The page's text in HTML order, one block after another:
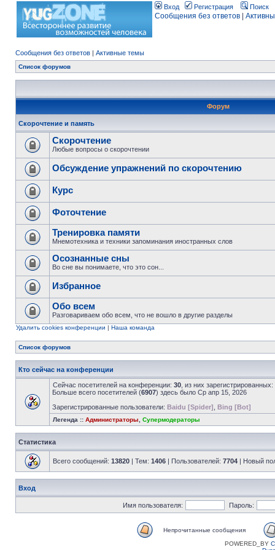
Вход Регистрация Поиск
Сообщения без ответов
Сообщения без ответов | Активные темы
Список форумов
Форум
Скорочтение и память
Скорочтение
Любые вопросы о скорочтении
Обсуждение упражнений по скорочтению
Курс
Фоточтение
Тренировка памяти
Мнемотехника и техники запоминания иностранных слов
Осознанные сны
Во сне вы понимаете, что это сон...
Избранное
Обо всем
Разговариваем обо всем, что не вошло в другие разделы
Удалить cookies конференции | Наша команда
Список форумов
Кто сейчас на конференции
Сейчас посетителей на конференции: 30 , из них
Больше всего посетителей (6907) здесь было Ср апр 15, 2026
Зарегистрированные пользователи: Baidu [Spider] Bing [Bot]
Легенда :: Администраторы Супермодераторы
Статистика
Всего сообщений: 13820 | Тем: 1406 | Пользователей: 7704 | Новый
Вход
Имя пользователя: Пароль:
Непрочитанные сообщения
POWERED_BY